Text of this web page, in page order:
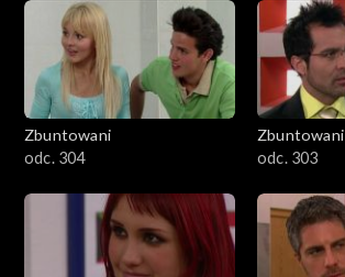
Zbuntowani
odc. 304
Zbuntowani
odc. 303